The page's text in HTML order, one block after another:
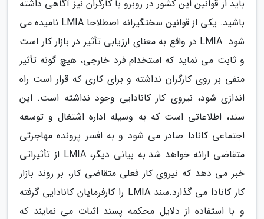
باید از قوانین این کشور در روبرو با کارگران نیز آگاهی داشته
باشید. یکی از قوانین سختگیرانه اصطلاحا LMIA نامیده می
شود. LMIA در واقع به معنای ارزیابی تأثیر در بازار کار است
و ثابت می نماید که استخدام فرد خارجی، هیچ گونه تأثیر
منفی بر روی کارگران نداشته و برای کاری که قرار است راه
اندازی شود، نیروی کار کانادایی وجود نداشته است. این
سند، اطلاعاتی است که به وسیله اداره اشتغال و توسعه
اجتماعی کانادا صادر می شود و به افسر پرونده مهاجرتی
متقاضی ارائه خواهد شد.به بیانی دیگر، LMIA از تأثیراتی
خبر می دهد که نیروی کار فعلی متقاضی کار، بر روند بازار
کار کانادا می گذارد.سند LMIA را کارفرمایان کانادایی گرفته
و با استفاده از دلایل محکمه پسند اثبات می نمایند که